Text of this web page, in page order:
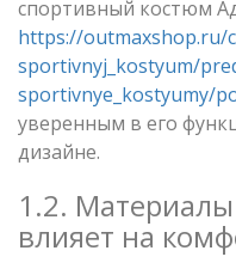
спортивный костюм
https://outmaxshop.ru/
sportivnyj_kostyum/
sportivnye_kostyumy/
уверенным в его
дизайне.
1.2.
влияет на